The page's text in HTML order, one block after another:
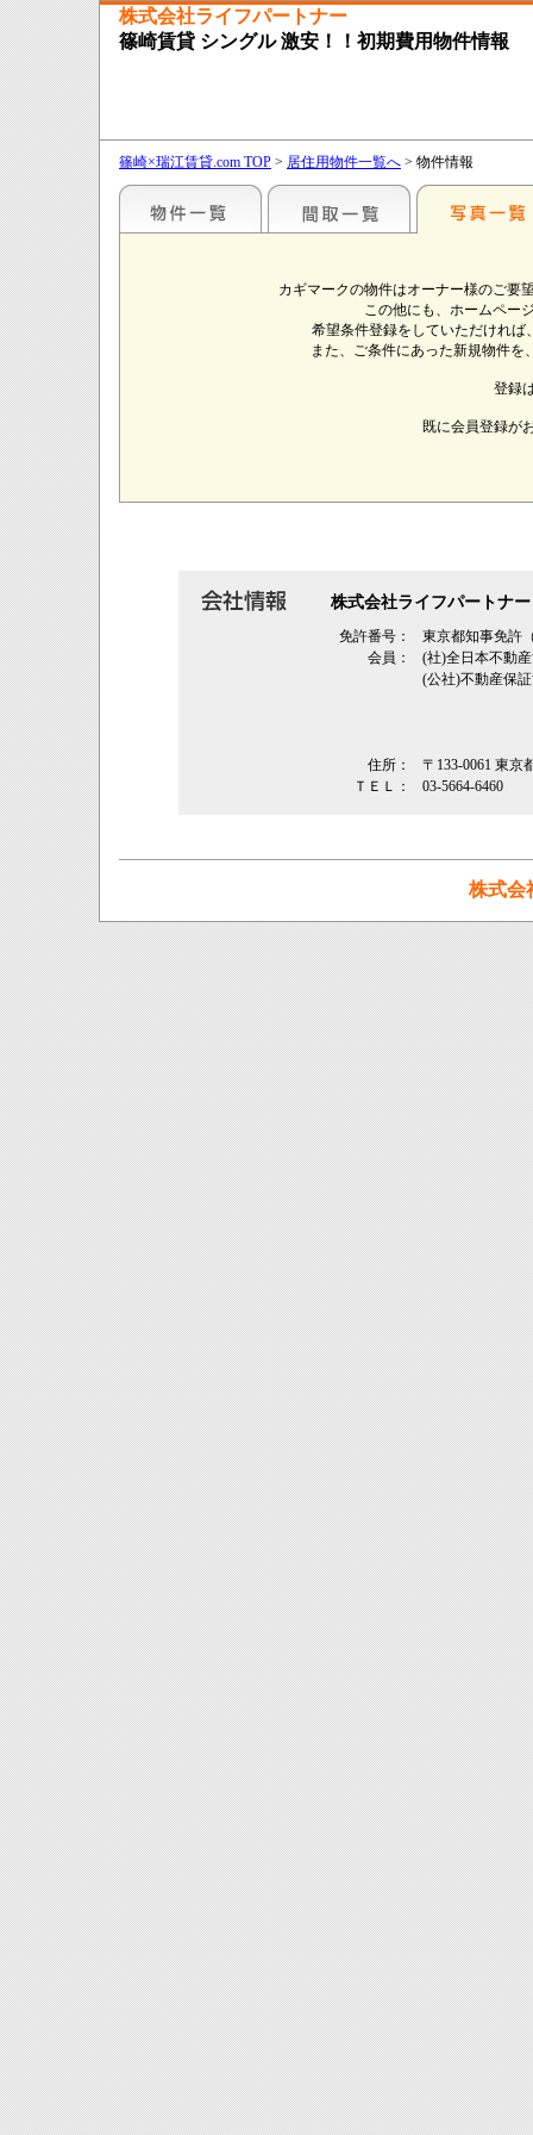
株式会社ライフパートナー
篠崎賃貸 シングル 激安！！初期費用物件情報
篠崎×瑞江賃貸.com TOP > 居住用物件一覧へ > 物件情報
カギマークの物件はオーナー様のご要
この他にも、ホームペー
希望条件登録をしていただけれ
また、ご条件にあった新規物件
登録
既に会員登録が
株式会社ライフパートナー
免許番号：
東京都知事免許
会員：
(社)全日本不動
(公社)不動産保
住所：
〒133-0061 東京
ＴＥＬ：
03-5664-6460
株式会